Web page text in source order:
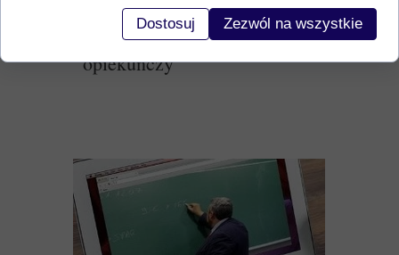
Dodatkowy zasiłek
opiekuńczy
Dostosuj Zezwól na wszystkie